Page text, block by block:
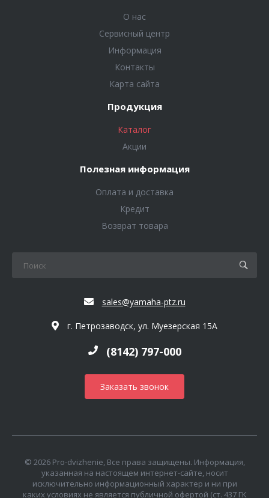
О нас
Сервисный центр
Информация
Контакты
Карта сайта
Продукция
Каталог
Акции
Полезная информация
Оплата и доставка
Кредит
Возврат товара
sales@yamaha-ptz.ru
г. Петрозаводск, ул. Муезерская 15А
(8142) 797-000
Заказать звонок
© 2026 Pro-dvizhenie, Все права защищены. Информация,
указанная на настоящем интернет-сайте, носит
исключительно информационный характер и ни при
каких условиях не является публичной офертой (ст. 437 ГК